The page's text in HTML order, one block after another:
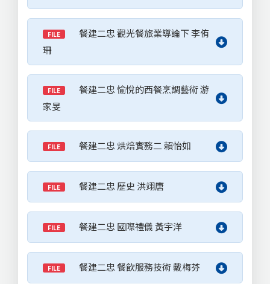
FILE
餐建二忠 觀光餐旅業導論下 李侑
珊
FILE
餐建二忠 愉悅的西餐烹調藝術 游
家旻
FILE 餐建二忠 烘焙實務二 賴怡如
FILE 餐建二忠 歷史 洪翊唐
FILE 餐建二忠 國際禮儀 黃宇洋
FILE 餐建二忠 餐飲服務技術 戴梅芬